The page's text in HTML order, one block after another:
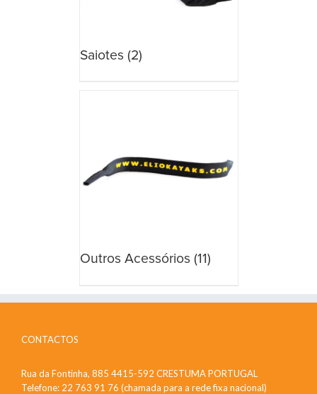
Saiotes (2)
Outros Acessórios (11)
CONTACTOS
Rua da Fontinha, 885 4415-592 CRESTUMA PORTUGAL
Telefone: 22 763 91 76 (chamada para a rede fixa nacional)